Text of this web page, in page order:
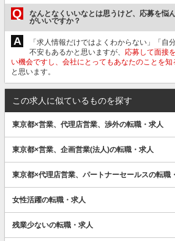
Q
なんとなくいいなとは思うけど、応募を悩
がいいですか？
A
「求人情報だけではよくわからない」「自
不安もあるかと思いますが、 応募して面接
い機会ですし、会社にとってもあなたのことを知
と思います。
この求人に似ているものを探す
東京都×営業、代理店営業、渉外の転職・求人
東京都×営業、企画営業(法人)の転職・求人
東京都×代理店営業、パートナーセールスの転職
女性活躍の転職・求人
残業少ないの転職・求人